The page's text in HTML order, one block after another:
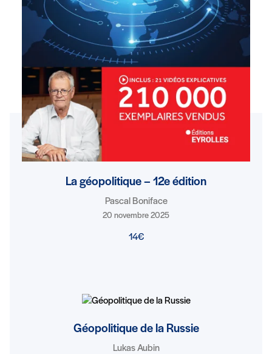
La géopolitique – 12e édition
Pascal Boniface
20 novembre 2025
14€
Géopolitique de la Russie
Lukas Aubin